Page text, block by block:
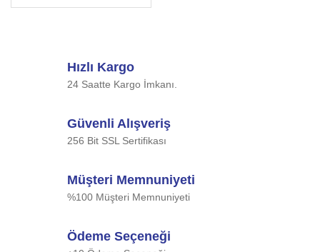
Hızlı Kargo
24 Saatte Kargo İmkanı.
Güvenli Alışveriş
256 Bit SSL Sertifikası
Müşteri Memnuniyeti
%100 Müşteri Memnuniyeti
Ödeme Seçeneği